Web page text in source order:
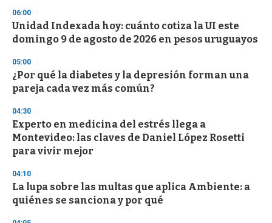
d
s
06:00
Unidad Indexada hoy: cuánto cotiza la UI este
domingo 9 de agosto de 2026 en pesos uruguayos
05:00
¿Por qué la diabetes y la depresión forman una
pareja cada vez más común?
04:30
Experto en medicina del estrés llega a
Montevideo: las claves de Daniel López Rosetti
para vivir mejor
04:10
La lupa sobre las multas que aplica Ambiente: a
quiénes se sanciona y por qué